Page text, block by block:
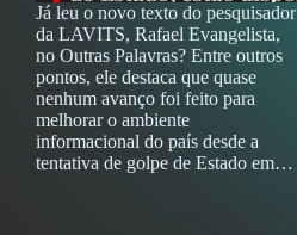
Já leu o novo texto do pesquisador
da LAVITS, Rafael Evangelista,
no Outras Palavras? Entre outros
pontos, ele destaca que quase
nenhum avanço foi feito para
melhorar o ambiente
informacional do país desde a
tentativa de golpe de Estado em…